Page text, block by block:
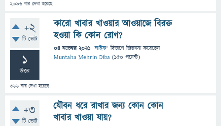
2,096 বার দেখা হয়েছে
+2
টি ভোট
1
উত্তর
366 বার দেখা হয়েছে
কারো খাবার খাওয়ার আওয়াজে বিরক্ত
হওয়া কি কোন রোগ?
04 নভেম্বর 2021 "লাইফ" বিভাগে জিজ্ঞাসাকরেছেন
Muntaha Mehrin Diba (150 পয়েন্ট)
+3
টি ভোট
যৌবন ধরে রাখার জন্য কোন কোন
খাবার খাওয়া যায়?